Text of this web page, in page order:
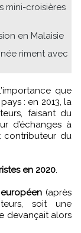
mini-croisières
en Malaisie
riment avec
: en 2013, la
faisant du
d’échanges à
contributeur du
en 2020.
(après
soit une
devançait alors